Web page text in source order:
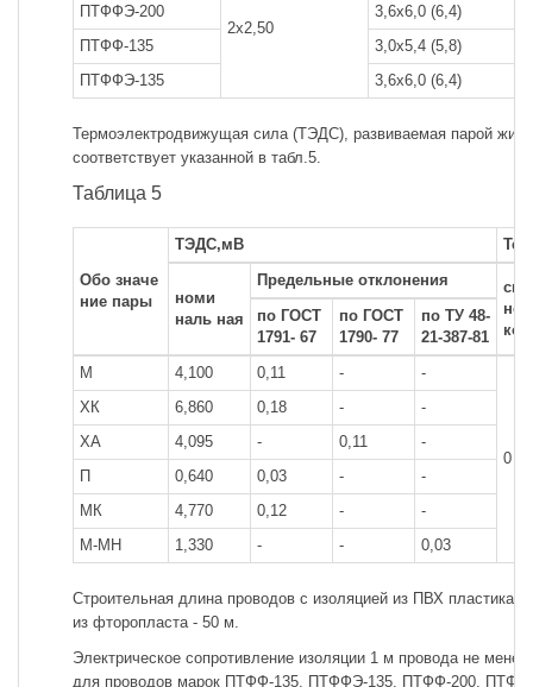
2x2,50
ПТФФЭ-200
3,6x6,0 (6,4)
ПТФФ-135
3,0x5,4 (5,8)
ПТФФЭ-135
3,6x6,0 (6,4)
Термоэлектродвижущая сила (ТЭДС), развиваемая парой жил
соответствует указанной в табл.5.
Таблица 5
Обо значе
ние пары
ТЭДС,мВ
номи
наль ная
Предельные отклонения
по ГОСТ
1791- 67
по ГОСТ
1790- 77
по ТУ 48-
21-387-81
М
4,100 0,11 - -
0
ХК 6,860 0,18 -
-
ХА
4,095 - 0,11
-
П
0,640 0,03 -
-
МК
4,770 0,12 -
-
М-МН
1,330 - - 0,03
Строительная длина проводов с изоляцией из ПВХ
из фторопласта - 50 м.
Электрическое сопротивление изоляции 1 м провода не
для проводов марок ПТФФ-135, ПТФФЭ-135, ПТФФ-200,